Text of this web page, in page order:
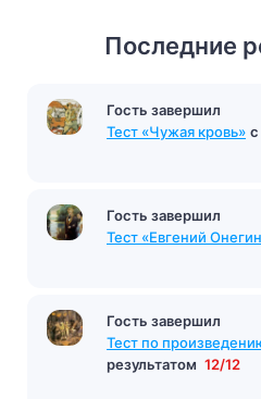
Последние
Гость завершил
Тест «Чужая кровь» с
Гость завершил
Тест «Евгений
Гость завершил
Тест по
результатом 12/12